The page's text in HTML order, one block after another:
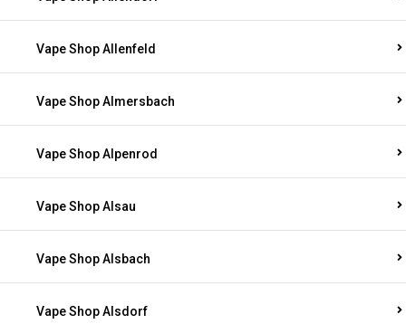
Vape Shop Allenfeld
Vape Shop Almersbach
Vape Shop Alpenrod
Vape Shop Alsau
Vape Shop Alsbach
Vape Shop Alsdorf